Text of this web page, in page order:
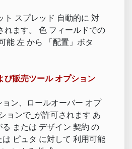
ト スプレッド 自動的に 対
れます。 色 フィールドでの
能 左 から 「配置」ボタ
び販売ツール オプション
ン、ロールオーバー オプ
ョンで_が許可されます あ
または デザイン 契約 の
ピュタ に対して 利用可能